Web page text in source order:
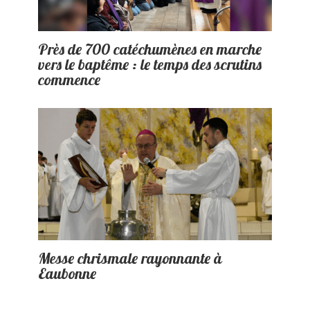
Près de 700 catéchumènes en marche
vers le baptême : le temps des scrutins
commence
Messe chrismale rayonnante à
Eaubonne